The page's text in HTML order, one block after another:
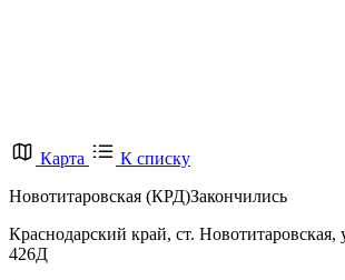
Карта
К списку
Новотитаровская (КРД)Закончились
Краснодарский край, ст. Новотитаровская,
426Д